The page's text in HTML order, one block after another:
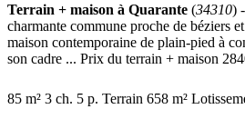
Terrain + maison à Quarante (34310)
charmante commune proche de béziers
maison contemporaine de plain-pied à
son cadre ... Prix du terrain + maison
85 m² 3 ch. 5 p. Terrain 658 m²